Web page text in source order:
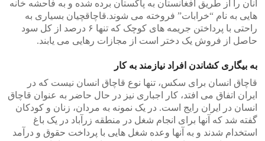
آنان را از طریق افغانستان به پاکستان برده شده و به فاحشه خانه
هایی به نام “خرابات” فروخته می شوند.قاچاقچیان بسیاری به
راحتی با پرداختن جریمه های کوچک که تنها ۶ درصد از کل سود
حاصل از فروش یک دختر است از مجازات رهایی می یابند.
به بیگاری کشاندن افراد نیازمند به کار
قاچاق انسان برای سکس، تنها نوع قاچاق انسان نیست که در
ایران اتفاق می افتد، کار اجباری نیز در حال حاضر به عنوان قاچاق
انسان در ایران رایج است. در یک نمونه به مردان، زنان و کودکان
گفته شد که آنها برای انجام شغل در منطقه زرآباد در یک باغ
استخدام شدند و به آنها وعده شغل هایی با پرداخت حقوق و درآمد